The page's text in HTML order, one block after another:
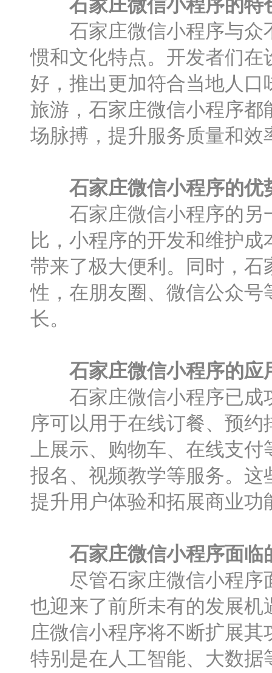
石家庄微信小程序的特
石家庄微信小程序与众
惯和文化特点。开发者们
好，推出更加符合当地人
旅游，石家庄微信小程序
场脉搏，提升服务质量和效
石家庄微信小程序的优
石家庄微信小程序的另
比，小程序的开发和维护
带来了极大便利。同时，
性，在朋友圈、微信公众
长。
石家庄微信小程序的应
石家庄微信小程序已成
序可以用于在线订餐、预
上展示、购物车、在线支
报名、视频教学等服务。
提升用户体验和拓展商业功
石家庄微信小程序面
尽管石家庄微信小程序
也迎来了前所未有的发展
庄微信小程序将不断扩展
特别是在人工智能、大数